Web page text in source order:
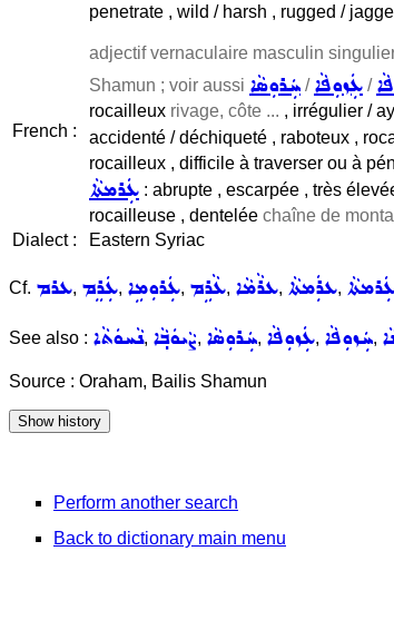
penetrate , wild / harsh , rugged /
French :
adjectif vernaculaire masculin
Shamun ; voir aussi ܚܲܪܘܼܣܵܐ /ܥܲܙܘܼܦܵܐ /
rocailleux rivage, côte ... , irrégulier /
accidenté / déchiqueté , raboteux ,
rocailleux , difficile à traverser ou à
ܥܲܪܡܬܵܐ : abrupte , escarpée , très
rocailleuse , dentelée chaîne de
Dialect :
Eastern Syriac
Cf. ܥܪܡ, ܥܲܪܸܡ, ܥܲܪܘܼܡܹܐ, ܥܵܪܹܡ, ܥܪܵܡܵܐ, ܥܪܲܡܬܵܐ,
See also : ܢܵܚܘܿܬܵܐ, ܨܵܝܘܿܒ݂ܵܐ, ܚܲܪܘܼܣܵܐ, ܥܲܙܘܼܦܵܐ, ܚܲܙܘܼܦܵܐ,
Source : Oraham, Bailis Shamun
Perform another search
Back to dictionary main menu